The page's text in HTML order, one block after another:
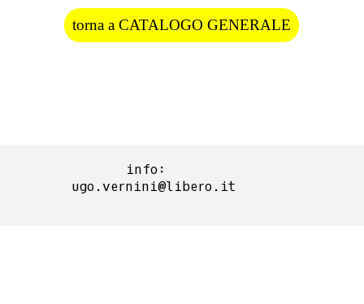
torna a CATALOGO GENERALE
info:
ugo.vernini@libero.it